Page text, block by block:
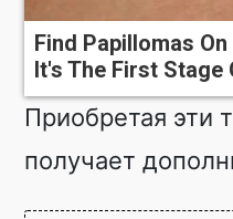
Find Papillomas
It's The First Stage
Приобретая эти
получает